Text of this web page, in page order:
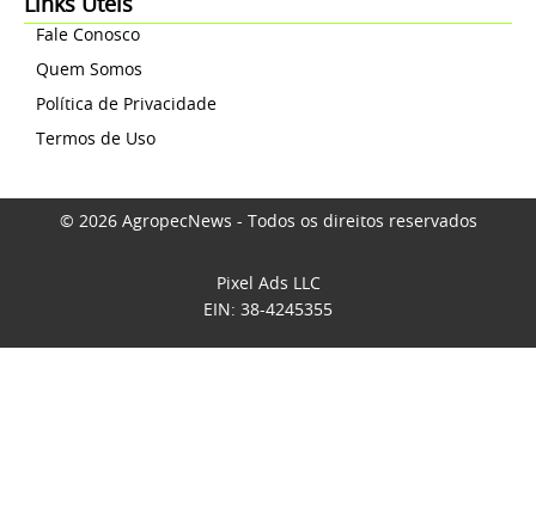
Links Úteis
Fale Conosco
Quem Somos
Política de Privacidade
Termos de Uso
© 2026 AgropecNews - Todos os direitos reservados
Pixel Ads LLC
EIN: 38-4245355